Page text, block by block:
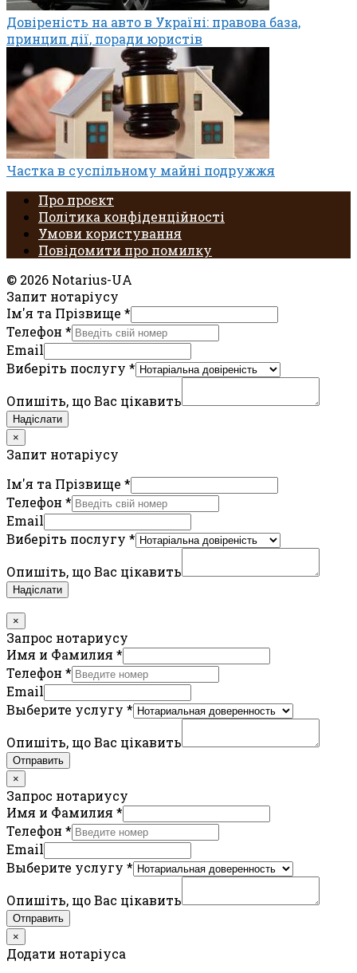
Довіреність на авто в Україні: правова база,
принцип дії, поради юристів
Частка в суспільному майні подружжя
Про проєкт
Політика конфіденційності
Умови користування
Повідомити про помилку
© 2026 Notarius-UA
Запит нотаріусу
Ім'я та Прізвище *
Телефон *
Email
Виберіть послугу *
Опишіть, що Вас цікавить
Надіслати
×
Запит нотаріусу
Ім'я та Прізвище *
Телефон *
Email
Виберіть послугу *
Опишіть, що Вас цікавить
Надіслати
×
Запрос нотариусу
Имя и Фамилия *
Телефон *
Email
Выберите услугу *
Опишіть, що Вас цікавить
Отправить
×
Запрос нотариусу
Имя и Фамилия *
Телефон *
Email
Выберите услугу *
Опишіть, що Вас цікавить
Отправить
×
Додати нотаріуса